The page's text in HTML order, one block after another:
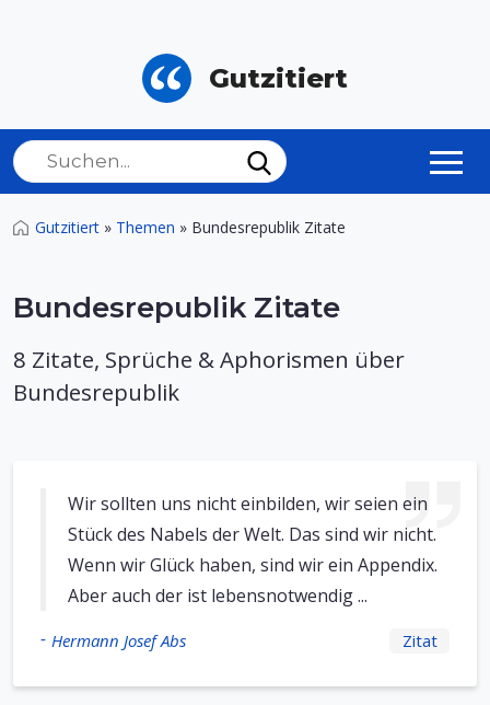
Gutzitiert
Gutzitiert » Themen » Bundesrepublik Zitate
Bundesrepublik Zitate
8 Zitate, Sprüche & Aphorismen über
Bundesrepublik
Wir sollten uns nicht einbilden, wir seien ein
Stück des Nabels der Welt. Das sind wir nicht.
Wenn wir Glück haben, sind wir ein Appendix.
Aber auch der ist lebensnotwendig ...
- Hermann Josef Abs Zitat